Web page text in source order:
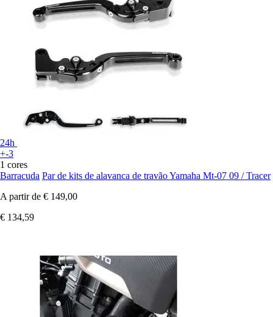
24h
+-3
1 cores
Barracuda Par de kits de alavanca de travão Yamaha Mt-07 09 / Tracer
A partir de € 149,00
€ 134,59